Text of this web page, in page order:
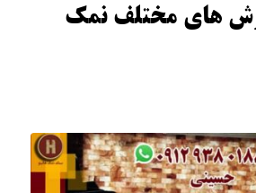
های مختلف نمک